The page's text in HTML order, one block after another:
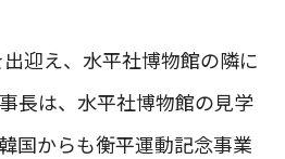
迎え、水平社博物館の隣に
長は、水平社博物館の見学
国からも衡平運動記念事業